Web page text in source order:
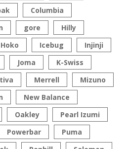
Columbia
gore
Hilly
Hoko Icebug
Injinji
Joma
K-Swiss
Merrell
Mizuno
New Balance
Oakley
Pearl Izumi
Powerbar
Puma